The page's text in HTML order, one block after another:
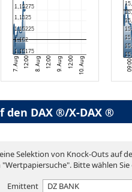
7. Aug 12:00 8. Aug 12:00 9. Aug 12:00 10. Aug
1,15175
1,152
1,15225
1,1525
1,15275
den DAX ®/X-DAX ®
Selektion von Knock-Outs auf
Bitte wählen
Emittent
DZ BANK